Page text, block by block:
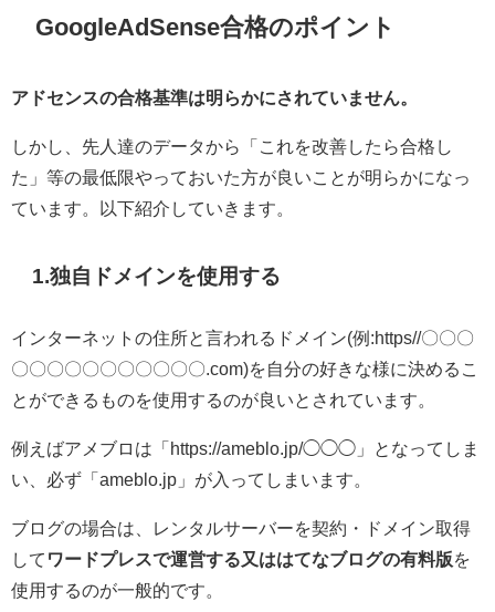
GoogleAdSense合格のポイント
アドセンスの合格基準は明らかにされていません。
しかし、先人達のデータから「これを改善したら合格し
た」等の最低限やっておいた方が良いことが明らかになっ
ています。以下紹介していきます。
1.独自ドメインを使用する
インターネットの住所と言われるドメイン(例:https//〇〇〇
〇〇〇〇〇〇〇〇〇〇〇.com)を自分の好きな様に決めるこ
とができるものを使用するのが良いとされています。
例えばアメブロは「https://ameblo.jp/◯◯◯」となってしま
い、必ず「ameblo.jp」が入ってしまいます。
ブログの場合は、レンタルサーバーを契約・ドメイン取得
して ワードプレスで運営する又ははてなブログの有料版を
使用するのが一般的です。